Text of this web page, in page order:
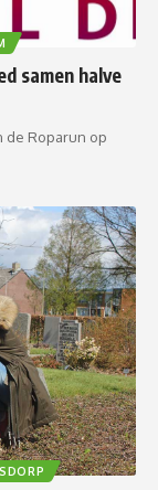
samen halve
de Roparun op